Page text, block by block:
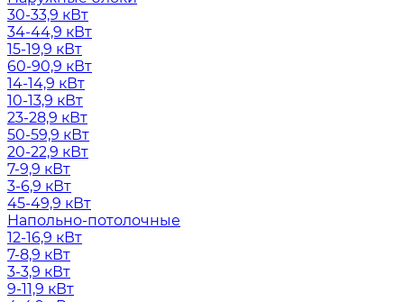
30-33,9 кВт
34-44,9 кВт
15-19,9 кВт
60-90,9 кВт
14-14,9 кВт
10-13,9 кВт
23-28,9 кВт
50-59,9 кВт
20-22,9 кВт
7-9,9 кВт
3-6,9 кВт
45-49,9 кВт
Напольно-потолочные
12-16,9 кВт
7-8,9 кВт
3-3,9 кВт
9-11,9 кВт